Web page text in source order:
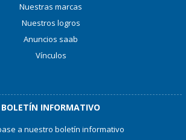
Nuestras marcas
Nuestros logros
Anuncios saab
Vínculos
BOLETÍN INFORMATIVO
a nuestro boletín informativo